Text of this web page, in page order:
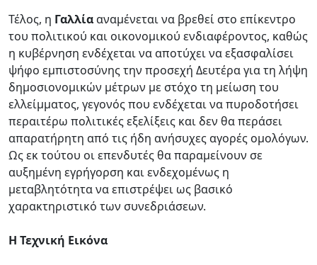
Τέλος, η Γαλλίααναμένεται να βρεθεί στο επίκεντρο
του πολιτικού και οικονομικού ενδιαφέροντος, καθώς
η κυβέρνηση ενδέχεται να αποτύχει να εξασφαλίσει
ψήφο εμπιστοσύνης την προσεχή Δευτέρα για τη λήψη
δημοσιονομικών μέτρων με στόχο τη μείωση του
ελλείμματος, γεγονός που ενδέχεται να πυροδοτήσει
περαιτέρω πολιτικές εξελίξεις και δεν θα περάσει
απαρατήρητη από τις ήδη ανήσυχες αγορές ομολόγων.
Ως εκ τούτου οι επενδυτές θα παραμείνουν σε
αυξημένη εγρήγορση και ενδεχομένως η
μεταβλητότητα να επιστρέψει ως βασικό
χαρακτηριστικό των συνεδριάσεων.
H Τεχνική Εικόνα